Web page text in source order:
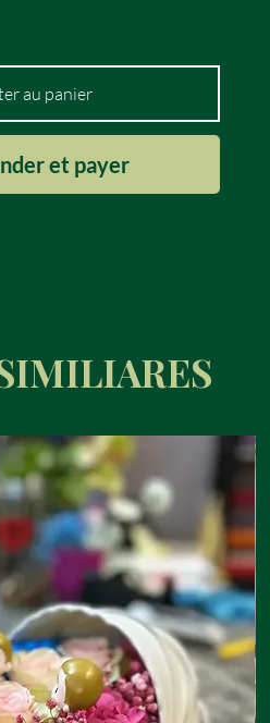
au panier
et payer